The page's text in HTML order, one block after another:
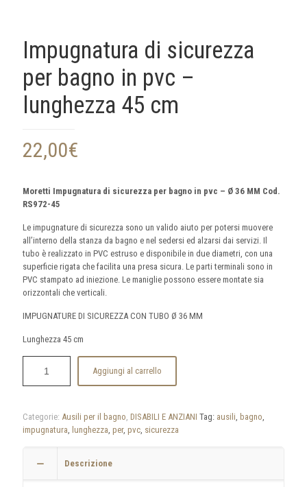
Impugnatura di sicurezza
per bagno in pvc –
lunghezza 45 cm
22,00€
Moretti Impugnatura di sicurezza per bagno in pvc – Ø 36 MM Cod.
RS972-45
Le impugnature di sicurezza sono un valido aiuto per potersi muovere
all’interno della stanza da bagno e nel sedersi ed alzarsi dai servizi. Il
tubo è realizzato in PVC estruso e disponibile in due diametri, con una
superficie rigata che facilita una presa sicura. Le parti terminali sono in
PVC stampato ad iniezione. Le maniglie possono essere montate sia
orizzontali che verticali.
IMPUGNATURE DI SICUREZZA CON TUBO Ø 36 MM
Lunghezza 45 cm
Aggiungi al carrello
Categorie: Ausili per il bagno, DISABILI E ANZIANI Tag: ausili, bagno,
impugnatura, lunghezza, per, pvc, sicurezza
Descrizione